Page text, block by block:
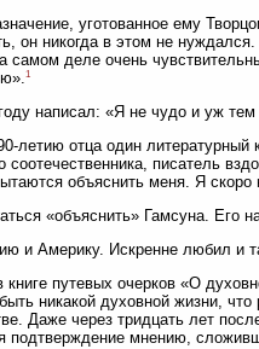
уготованное ему
он никогда в этом не
самом деле очень
1
написал: «Я не чудо и уж тем
летию отца один
соотечественника, писатель
объяснить меня. Я скоро
«объяснить» Гамсуна. Его
и Америку. Искренне любил и
путевых очерков «О
никакой духовной жизни,
Даже через тридцать лет
подтверждение мнению,